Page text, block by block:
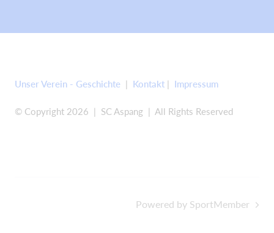
Unser Verein - Geschichte | Kontakt | Impressum
© Copyright 2026 | SC Aspang | All Rights Reserved
Powered by SportMember